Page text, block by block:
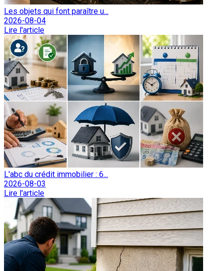
Les objets qui font paraître u...
2026-08-04
Lire l'article
L'abc du crédit immobilier : 6...
2026-08-03
Lire l'article